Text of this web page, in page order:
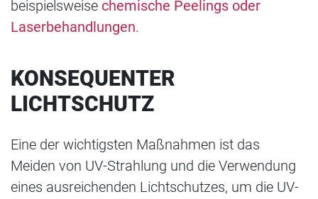
beispielsweise chemische Peelings oder
Laserbehandlungen.
KONSEQUENTER
LICHTSCHUTZ
Eine der wichtigsten Maßnahmen ist das
Meiden von UV-Strahlung und die Verwendung
eines ausreichenden Lichtschutzes, um die UV-